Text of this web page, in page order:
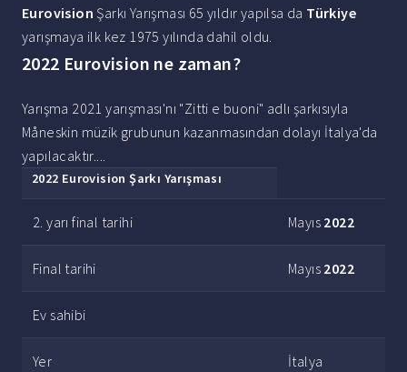
Eurovision Şarkı Yarışması 65 yıldır yapılsa da Türkiye
yarışmaya ilk kez 1975 yılında dahil oldu.
2022 Eurovision ne zaman?
Yarışma 2021 yarışması'nı "Zitti e buoni" adlı şarkısıyla
Måneskin müzik grubunun kazanmasından dolayı İtalya'da
yapılacaktır....
2022 Eurovision Şarkı Yarışması
2. yarı final tarihi Mayıs 2022
Final tarihi Mayıs 2022
Ev sahibi
Yer İtalya